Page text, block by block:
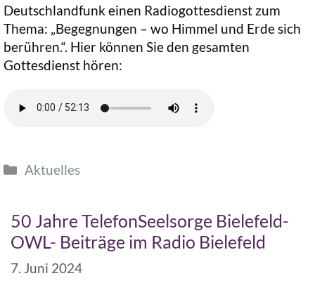
Deutschlandfunk einen Radiogottesdienst zum
Thema: „Begegnungen – wo Himmel und Erde sich
berühren.“. Hier können Sie den gesamten
Gottesdienst hören:
Aktuelles
50 Jahre TelefonSeelsorge Bielefeld-
OWL- Beiträge im Radio Bielefeld
7. Juni 2024